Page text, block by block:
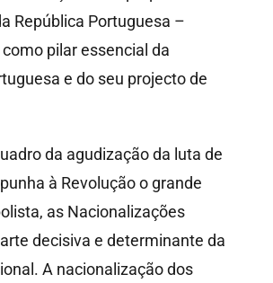
República Portuguesa –
pilar essencial da
e do seu projecto de
da agudização da luta de
à Revolução o grande
as Nacionalizações
decisiva e determinante da
A nacionalização dos